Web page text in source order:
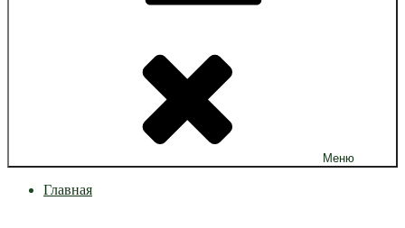
Меню
Главная